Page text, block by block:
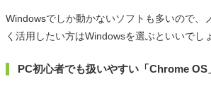
Windowsでしか動かないソフトも多いので、
く活用したい方はWindowsを選ぶといいでし
PC初心者でも扱いやすい「Chrome OS